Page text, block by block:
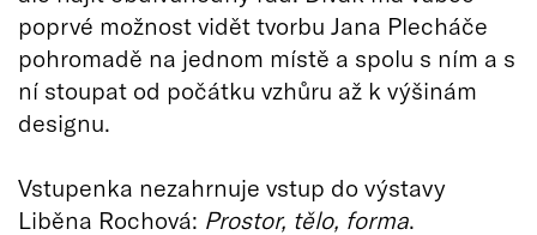
poprvé možnost vidět tvorbu Jana Plecháče
pohromadě na jednom místě a spolu s ním a s
ní stoupat od počátku vzhůru až k výšinám
designu.
Vstupenka nezahrnuje vstup do výstavy
Liběna Rochová: Prostor, tělo, forma.